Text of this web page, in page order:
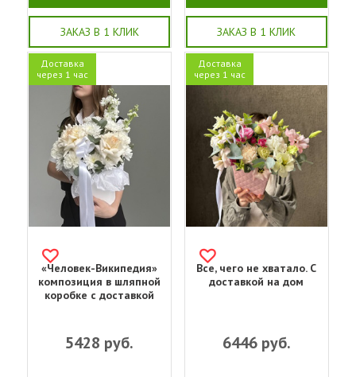
ЗАКАЗ В 1 КЛИК ЗАКАЗ В 1 КЛИК
Доставка
через 1 час
«Человек-Википедия»
композиция в шляпной
коробке с доставкой
5428 руб.
Доставка
через 1 час
Все, чего не хватало. С
доставкой на дом
6446руб.